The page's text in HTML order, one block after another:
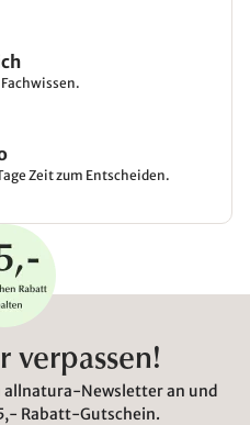
Zeit zum Entscheiden.
verpassen!
allnatura-Newsletter an und
Rabatt-Gutschein.